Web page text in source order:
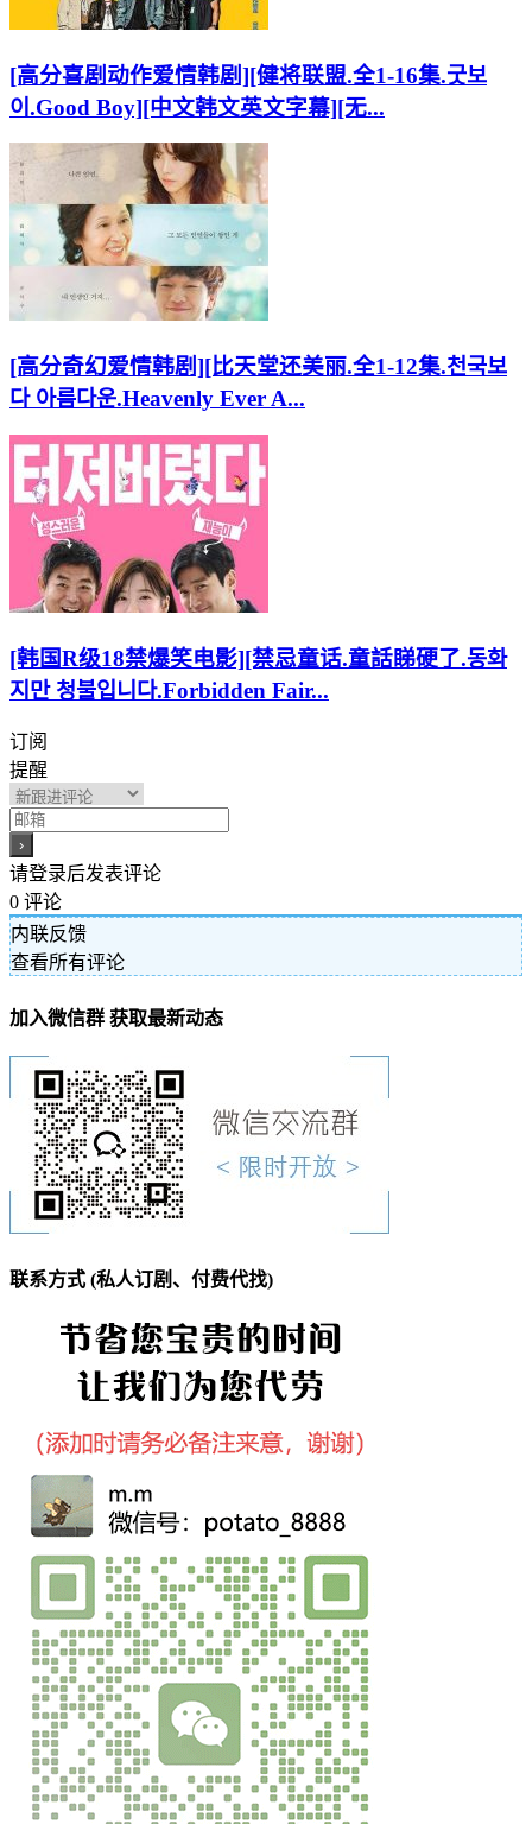
[高分喜剧动作爱情韩剧][健将联盟.全1-16集.굿보
이.Good Boy][中文韩文英文字幕][无...
[高分奇幻爱情韩剧][比天堂还美丽.全1-12集.천국보
다 아름다운.Heavenly Ever A...
[韩国R级18禁爆笑电影][禁忌童话.童話睇硬了.동화
지만 청불입니다.Forbidden Fair...
订阅
提醒
请登录后发表评论
0 评论
内联反馈
查看所有评论
加入微信群 获取最新动态
联系方式 (私人订剧、付费代找)